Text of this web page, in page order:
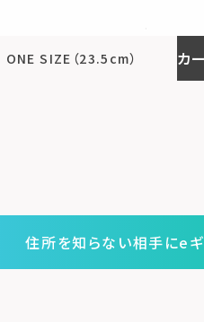
ONE SIZE（23.5cm） カ
住所を知らない相手にeギ